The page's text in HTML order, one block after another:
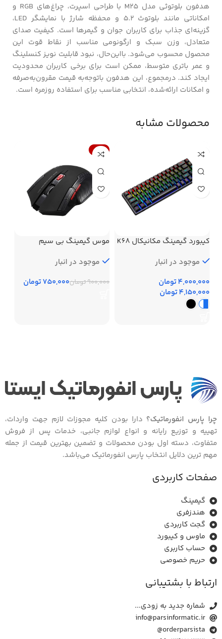
هدفون بلوتوثی مدل M25 با طراحی اسپرت، چراغ‌های RGB و
امکاناتی مانند بلوتوث ۵.۲ و محفظه شارژ با نمایشگر LED،
گزینه‌ای جذاب برای کاربران جوان و گیمرها است. کیفیت صدای
متعادل، وزن سبک و ارگونومی مناسب از نقاط قوت این
محصول محسوب می‌شود. بااین‌حال، نبود قابلیت نویز کنسلینگ
و عمر باتری متوسط، ممکن است برای برخی کاربران محدودیت
ایجاد کند. درمجموع، این هدفون باتوجه‌به قیمت مقرون‌به‌صرفه
و امکانات ارائه‌شده، انتخابی مناسب برای استفاده روزمره است.
محصولات مشابه
کیبورد گیمینگ مکانیکال K68
موجود در انبار
تومان
تومان
-17%
موس گیمینگ بی سیم
113 موجود در انبار
900,000تومان750,000تومان
چرا پارس انفورماتیک؟ دارا بودن کلیه مجوزات لازم جهت واردات،
تهییه و توزیع رایانه و انواع لوازم جانبی، خدمات پس از فروش
متفاوت، دسته اول بودن محصولات و تضمین بهترین قیمت از جمله
مهم ترین دلایل انتخاب پارس انفورماتیک می‌باشد.
صفحات کاربردی
گیمینگ
هندزفری
گجت کاربردی
ماوس و ﮐﯿﺒﻮرد
حساب کاربری
حریم خصوصی
ارتباط با بشتیبانی
شماره جدید به زودی...
info@parsinformatic.ir
orderparsista@